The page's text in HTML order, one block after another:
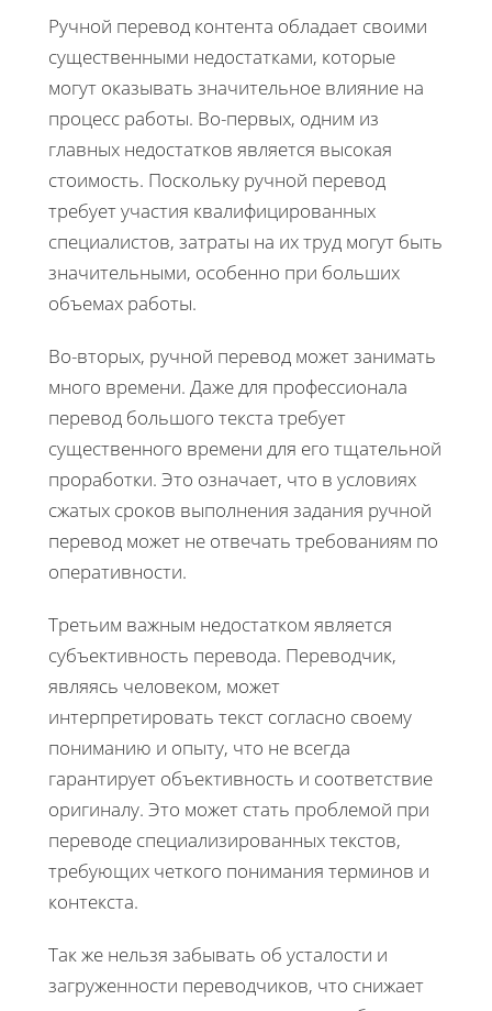
Ручной перевод контента обладает своими
существенными недостатками, которые
могут оказывать значительное влияние на
процесс работы. Во-первых, одним из
главных недостатков является высокая
стоимость. Поскольку ручной перевод
требует участия квалифицированных
специалистов, затраты на их труд могут быть
значительными, особенно при больших
объемах работы.
Во-вторых, ручной перевод может занимать
много времени. Даже для профессионала
перевод большого текста требует
существенного времени для его тщательной
проработки. Это означает, что в условиях
сжатых сроков выполнения задания ручной
перевод может не отвечать требованиям по
оперативности.
Третьим важным недостатком является
субъективность перевода. Переводчик,
являясь человеком, может
интерпретировать текст согласно своему
пониманию и опыту, что не всегда
гарантирует объективность и соответствие
оригиналу. Это может стать проблемой при
переводе специализированных текстов,
требующих четкого понимания терминов и
контекста.
Так же нельзя забывать об усталости и
загруженности переводчиков, что снижает